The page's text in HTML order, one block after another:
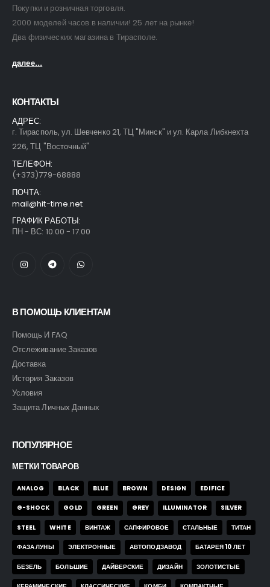
Часы Skmei 9296 blk
0out of 5
43,00$
Часы Skmei 9296 blk
out of 5
43,00$
Покупки и розничная торговля.
2000 моделей часов в наличии! 25 лет на рынке!
Два физических магазина в Тирасполе.
далее...
КОНТАКТЫ
АДРЕС:
г. Тирасполь, ул. Шевченко 21, ТЦ "Минск" и ул. Карла Либкнехта
226, ТЦ "Восточный"
ТЕЛЕФОН:
(+373)779-68888
ПОЧТА:
mail@hit-time.net
ГРАФИК РАБОТЫ:
ПН - ВС: 10.00 - 17.00
В ПОМОЩЬ КЛИЕНТАМ
Помощь И FAQ
Отслеживание Заказов
Доставка
История Заказов
Условия
Защита Личных Данных
ПОПУЛЯРНОЕ
МЕТКИ ТОВАРОВ
ANALOG BLACK BLUE BROWN DESIGN EDIFICE
G-SHOCK GOLD GREEN GREY ILLUMINATOR SILVER
STEEL WHITE ВИНТАЖ САПФИРОВОЕ СТАЛЬНЫЕ ТИТАН
ФАЗА ЛУНЫ ЭЛЕКТРОННЫЕ АВТОПОДЗАВОД БАТАРЕЯ 10 ЛЕТ
БЕЗЕЛЬ БОЛЬШИЕ ДАЙВЕРСКИЕ ДИЗАЙН ЗОЛОТИСТЫЕ